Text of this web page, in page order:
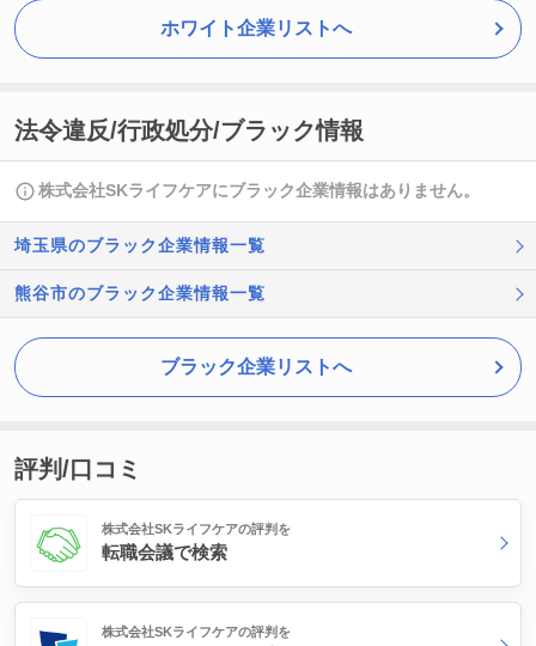
ホワイト企業リストへ
法令違反/行政処分/ブラック情報
株式会社SKライフケアにブラック企業情報はありません。
埼玉県のブラック企業情報一覧
熊谷市のブラック企業情報一覧
ブラック企業リストへ
評判/口コミ
株式会社SKライフケアの評判を
転職会議で検索
株式会社SKライフケアの評判を